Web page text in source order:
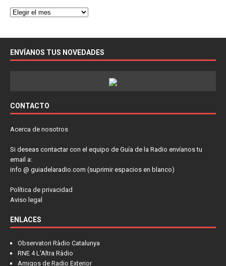
ENVÍANOS TUS NOVEDADES
CONTACTO
Acerca de nosotros
Si deseas contactar con el equipo de Guía de la Radio envíanos tu
email a:
info @ guiadelaradio.com (suprimir espacios en blanco)
Política de privacidad
Aviso legal
ENLACES
Observatori Ràdio Catalunya
RNE 4 L'Altra Ràdio
Amigos de Radio Exterior